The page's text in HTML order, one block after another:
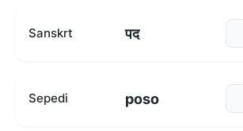
Sanskrt पद
Sepedi poso